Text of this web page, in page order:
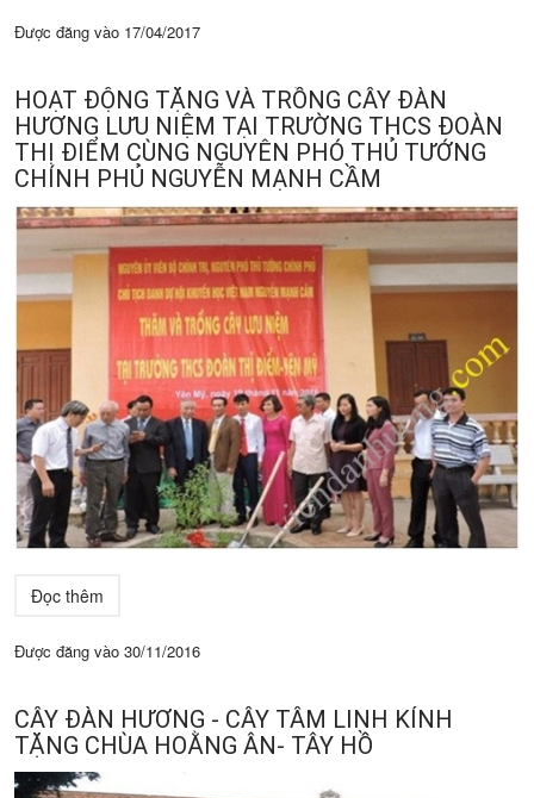
Được đăng vào 17/04/2017
HOẠT ĐỘNG TẶNG VÀ TRỒNG CÂY ĐÀN
HƯƠNG LƯU NIỆM TẠI TRƯỜNG THCS ĐOÀN
THỊ ĐIỂM CÙNG NGUYÊN PHÓ THỦ TƯỚNG
CHÍNH PHỦ NGUYỄN MẠNH CẦM
Đọc thêm
Được đăng vào 30/11/2016
CÂY ĐÀN HƯƠNG - CÂY TÂM LINH KÍNH
TẶNG CHÙA HOẰNG ÂN- TÂY HỒ